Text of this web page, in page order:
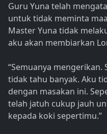
Guru Yuna telah
untuk tidak meminta
Master Yuna tidak
aku akan membiarkan
“Semuanya mengerikan.
tidak tahu banyak. Aku
dengan masakan ini.
telah jatuh cukup jauh
kepada koki sepertimu.”